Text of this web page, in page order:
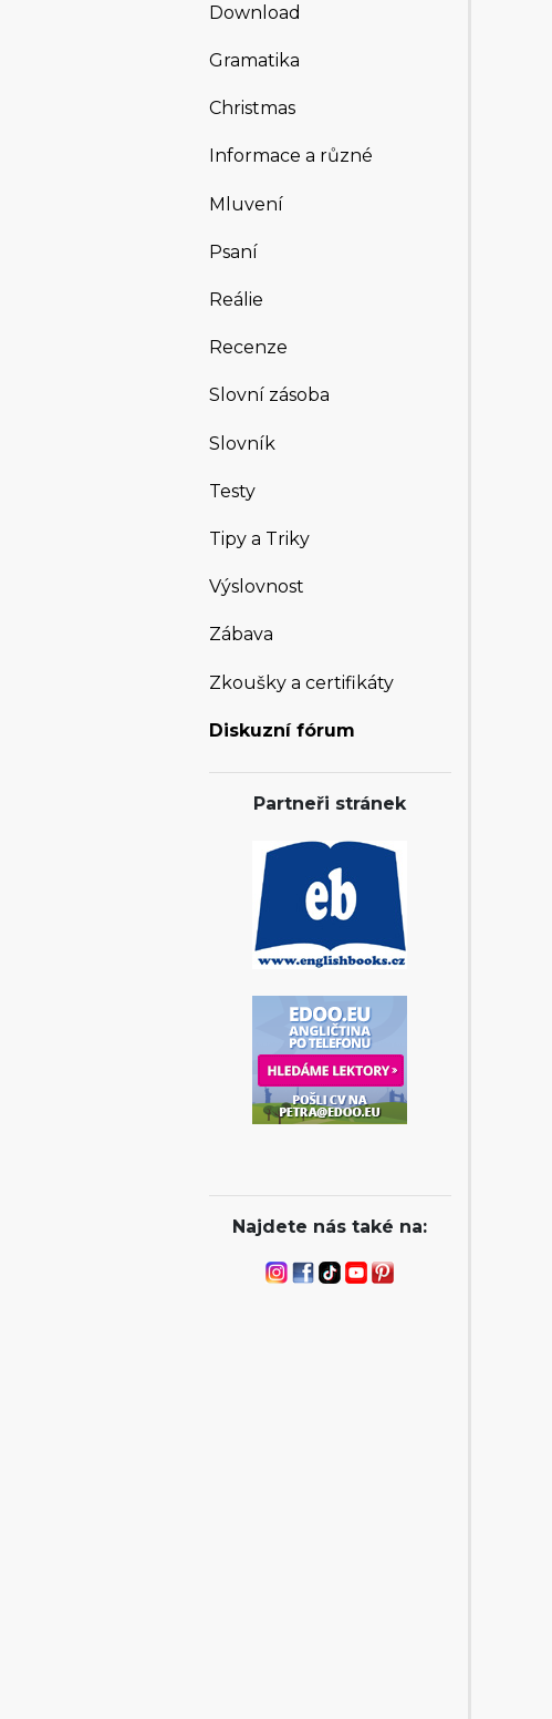
Download
Gramatika
Christmas
Informace a různé
Mluvení
Psaní
Reálie
Recenze
Slovní zásoba
Slovník
Testy
Tipy a Triky
Výslovnost
Zábava
Zkoušky a certifikáty
Diskuzní fórum
Partneři stránek
Najdete nás také na: